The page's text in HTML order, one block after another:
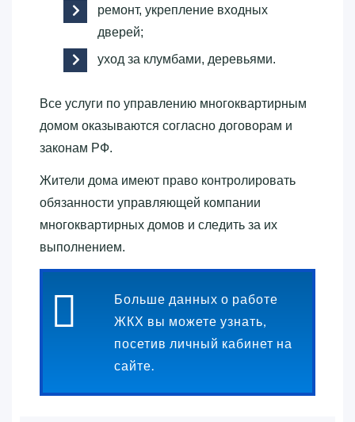
ремонт, укрепление входных
дверей;
уход за клумбами, деревьями.
Все услуги по управлению многоквартирным
домом оказываются согласно договорам и
законам РФ.
Жители дома имеют право контролировать
обязанности управляющей компании
многоквартирных домов и следить за их
выполнением.
Больше данных о работе
ЖКХ вы можете узнать,
посетив личный кабинет на
сайте.